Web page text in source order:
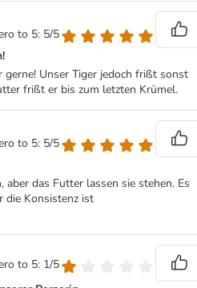
to 5: 5/5
gerne! Unser Tiger jedoch frißt sonst
frißt er bis zum letzten Krümel.
to 5: 5/5
aber das Futter lassen sie stehen. Es
die Konsistenz ist
to 5: 1/5